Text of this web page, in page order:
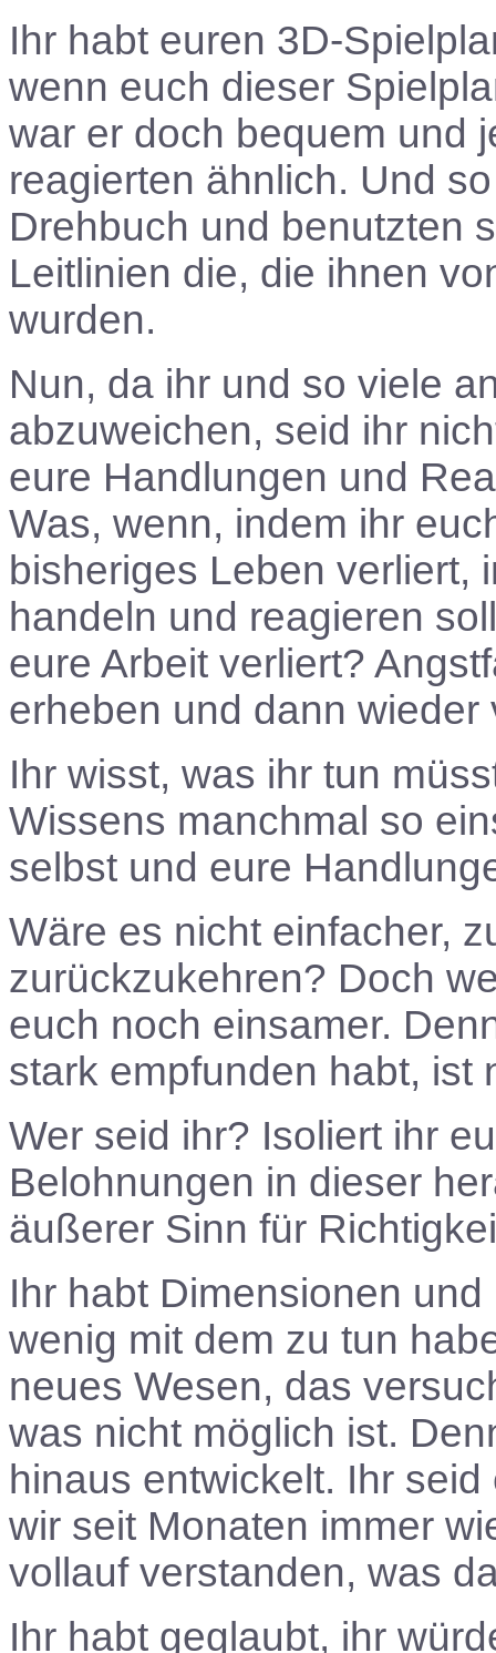
Ihr habt euren 3D-
wenn euch dieser
war er doch bequem und
reagierten ähnlich. Und
Drehbuch und benutzten
Leitlinien die, die ihnen
wurden.
Nun, da ihr und so viele
abzuweichen, seid ihr
eure Handlungen und
Was, wenn, indem ihr
bisheriges Leben verliert,
handeln und reagieren
eure Arbeit verliert?
erheben und dann wieder
Ihr wisst, was ihr tun
Wissens manchmal so
selbst und eure
Wäre es nicht einfacher,
zurückzukehren? Doch
euch noch einsamer.
stark empfunden habt, ist
Wer seid ihr? Isoliert ihr
Belohnungen in dieser
äußerer Sinn für
Ihr habt Dimensionen
wenig mit dem zu tun
neues Wesen, das
was nicht möglich ist.
hinaus entwickelt. Ihr
wir seit Monaten immer
vollauf verstanden, was
Ihr habt geglaubt, ihr